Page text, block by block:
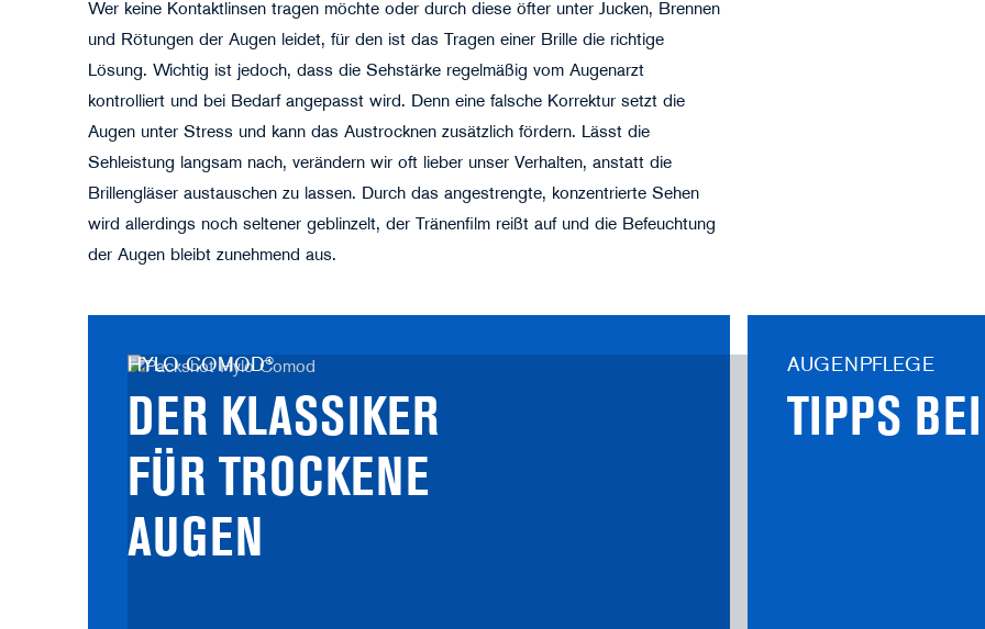
Wer keine Kontaktlinsen tragen möchte oder durch diese öfter unter Jucken, Brennen
und Rötungen der Augen leidet, für den ist das Tragen einer Brille die richtige
Lösung. Wichtig ist jedoch, dass die Sehstärke regelmäßig vom Augenarzt
kontrolliert und bei Bedarf angepasst wird. Denn eine falsche Korrektur setzt die
Augen unter Stress und kann das Austrocknen zusätzlich fördern. Lässt die
Sehleistung langsam nach, verändern wir oft lieber unser Verhalten, anstatt die
Brillengläser austauschen zu lassen. Durch das angestrengte, konzentrierte Sehen
wird allerdings noch seltener geblinzelt, der Tränenfilm reißt auf und die Befeuchtung
der Augen bleibt zunehmend aus.
HYLO COMOD®
DER KLASSIKER
FÜR TROCKENE
AUGEN
AUGENPFLEGE
TIPPS